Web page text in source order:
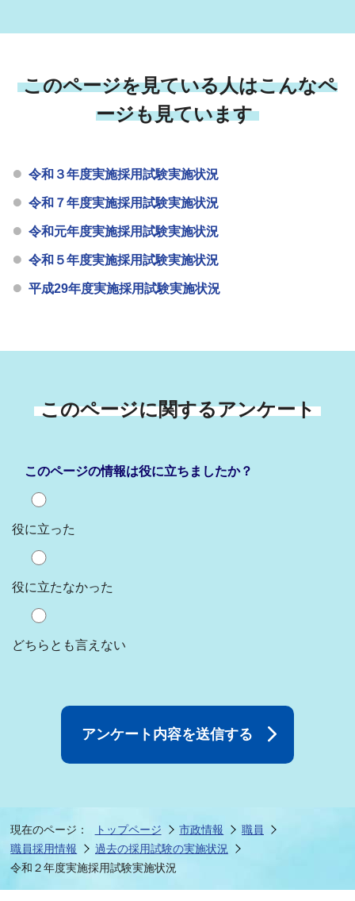
このページを見ている人はこんなペ
ージも見ています
令和３年度実施採用試験実施状況
令和７年度実施採用試験実施状況
令和元年度実施採用試験実施状況
令和５年度実施採用試験実施状況
平成29年度実施採用試験実施状況
このページに関するアンケート
このページの情報は役に立ちましたか？
役に立った
役に立たなかった
どちらとも言えない
現在のページ： トップページ 市政情報
職員
職員採用情報
過去の採用試験の実施状況
令和２年度実施採用試験実施状況